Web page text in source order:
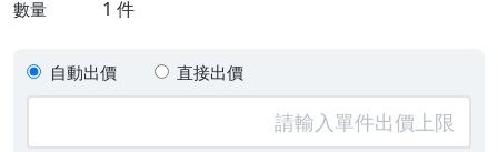
數量 1 件
自動出價 直接出價